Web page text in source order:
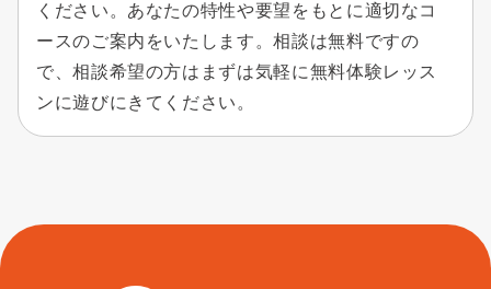
ください。あなたの特性や要望をもとに適切なコ
ースのご案内をいたします。相談は無料ですの
で、相談希望の方はまずは気軽に無料体験レッス
ンに遊びにきてください。